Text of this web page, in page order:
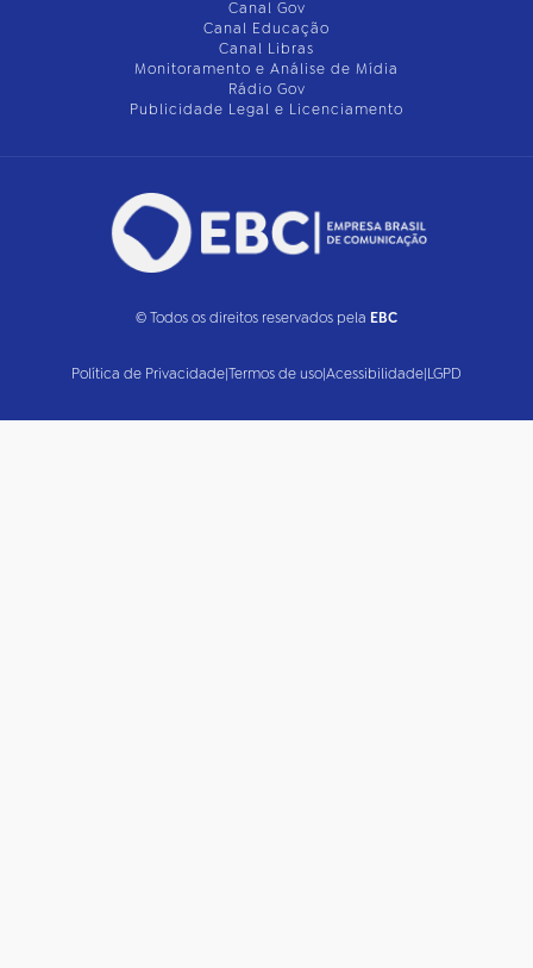
Canal Gov
Canal Educação
Canal Libras
Monitoramento e Análise de Mídia
Rádio Gov
Publicidade Legal e Licenciamento
© Todos os direitos reservados pela EBC
Política de Privacidade|Termos de uso|Acessibilidade|LGPD